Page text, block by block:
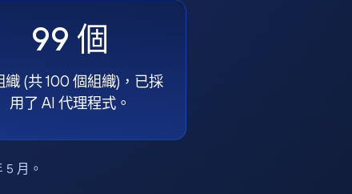
99 個
織 (共 100 個組織)，已採
用了 AI 代理程式。
月。